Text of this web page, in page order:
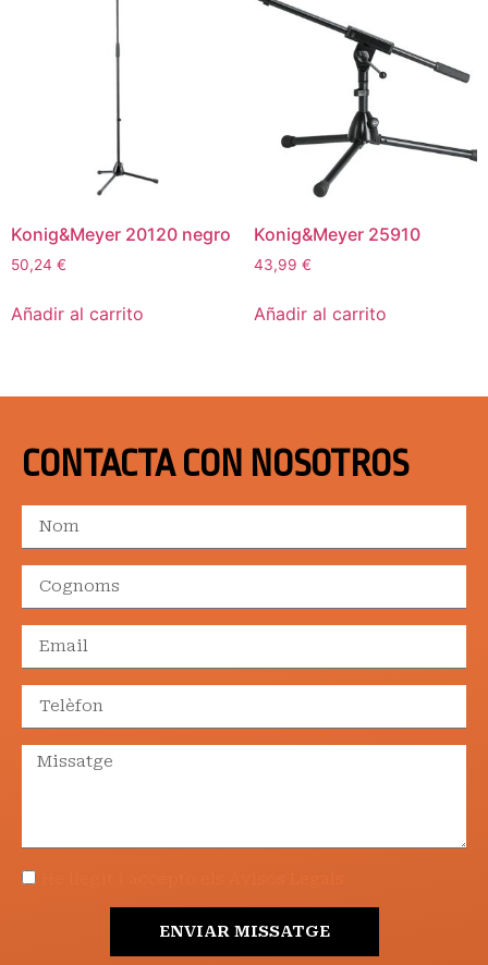
Konig&Meyer 20120 negro
50,24 €
Añadir al carrito
Konig&Meyer 25910
43,99 €
Añadir al carrito
CONTACTA CON NOSOTROS
ENVIAR MISSATGE